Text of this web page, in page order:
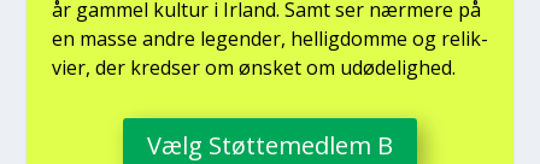
år gam­mel kul­tur i Irland. Samt ser nær­me­re på
en mas­se andre legen­der, hel­lig­dom­me og relik­
vi­er, der kred­ser om ønsket om udø­de­lig­hed.
Vælg Støt­te­med­lem B